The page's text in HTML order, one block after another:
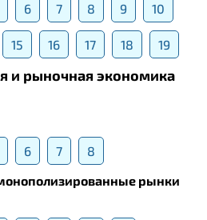
6 7 8 9 10
15 16 17 18 19
и рыночная экономика
6 7
8
рынки